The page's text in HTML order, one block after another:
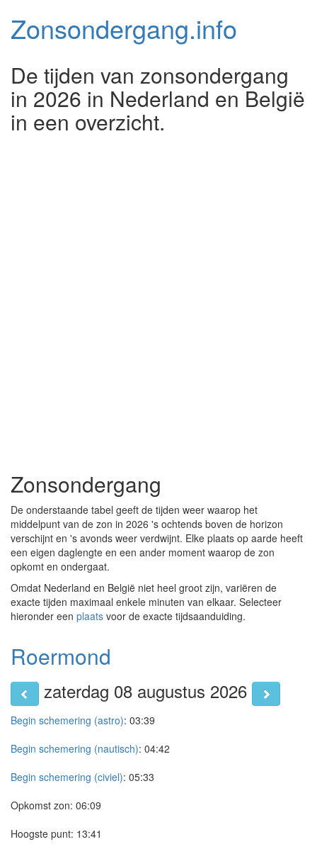
Zonsondergang.info
De tijden van zonsondergang
in 2026 in Nederland en België
in een overzicht.
Zonsondergang
De onderstaande tabel geeft de tijden weer waarop het
middelpunt van de zon in 2026 's ochtends boven de horizon
verschijnt en 's avonds weer verdwijnt. Elke plaats op aarde heeft
een eigen daglengte en een ander moment waarop de zon
opkomt en ondergaat.
Omdat Nederland en België niet heel groot zijn, variëren de
exacte tijden maximaal enkele minuten van elkaar. Selecteer
hieronder een plaats voor de exacte tijdsaanduiding.
Roermond
zaterdag 08 augustus 2026
Begin schemering (astro): 03:39
Begin schemering (nautisch): 04:42
Begin schemering (civiel): 05:33
Opkomst zon: 06:09
Hoogste punt: 13:41